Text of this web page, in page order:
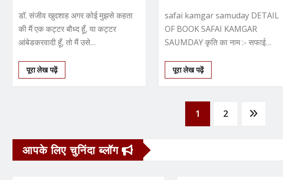
डाॅ. संजीव खुदशाह अगर कोई मुझसे कहता
की मैं एक कट्टर बौध्‍द हूँ, या कट्टर
आंबेडकरवादी हूँ, तो मैं उसे…
पूरा लेख पढ़ें
safai kamgar samuday DETAIL
OF BOOK SAFAI KAMGAR
SAUMDAY कृति का नाम :- सफाई
पूरा लेख पढ़ें
pagination
1 2
आपके लिए चुनिंदा ब्लॉग